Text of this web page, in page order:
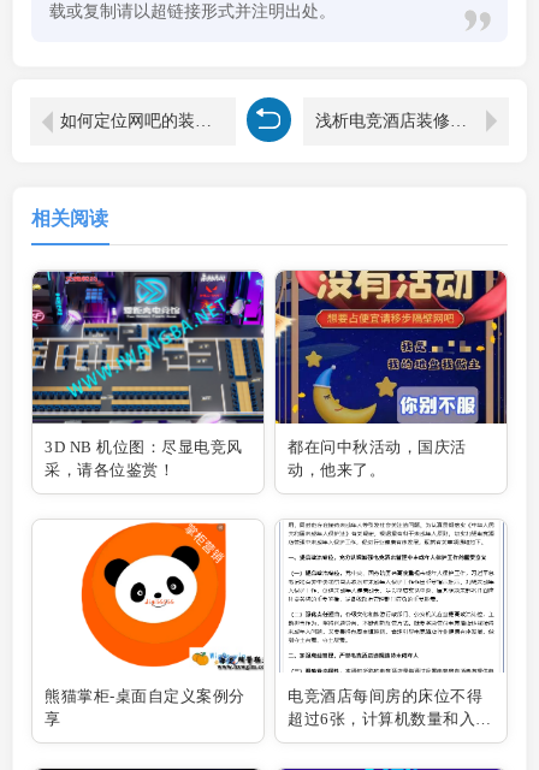
载或复制请以超链接形式并注明出处。
浅析电竞酒店装修如何才能做到迎合消费者心意
相关阅读
3D NB 机位图：尽显电竞风
采，请各位鉴赏！
都在问中秋活动，国庆活
动，他来了。
熊猫掌柜-桌面自定义案例分
享
电竞酒店每间房的床位不得
超过6张，计算机数量和入住
人员不得超过床位数